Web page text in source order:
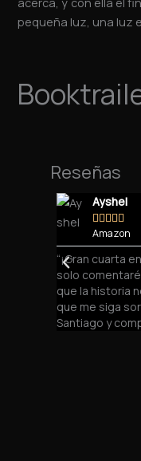
pequeña luz, una luz
Reseñas
Ayshel
    
Amazon
“¡Gran cuarta
solo
que la historia
que me siga
Santiago y